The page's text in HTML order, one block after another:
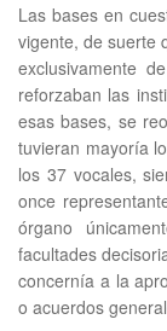
Las bases en
vigente, de suerte
exclusivamente
reforzaban las
esas bases, se
tuvieran mayoría
los 37 vocales,
once
órgano
facultades
concernía a la
o acuerdos